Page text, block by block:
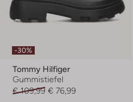
-30%
Tommy Hilfiger
Gummistiefel
€ 109,99 € 76,99